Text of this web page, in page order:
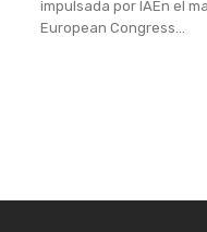
impulsada por IAEn el
European Congress...